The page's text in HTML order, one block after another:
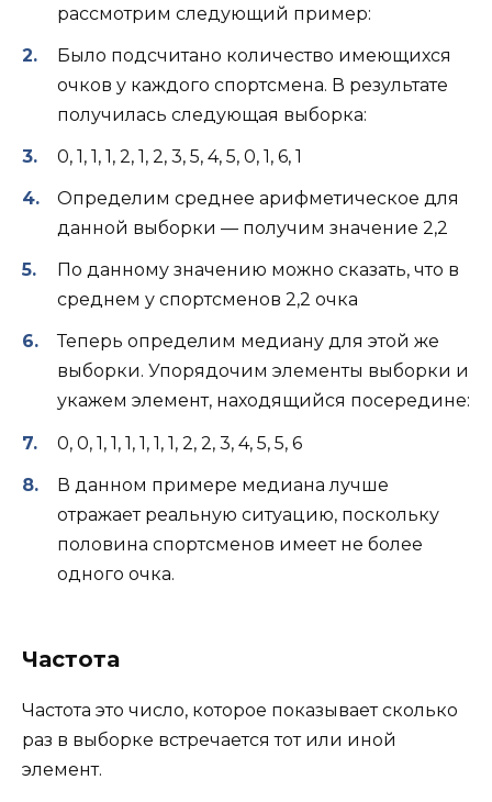
рассмотрим следующий пример:
Было подсчитано количество имеющихся
очков у каждого спортсмена. В результате
получилась следующая выборка:
0, 1, 1, 1, 2, 1, 2, 3, 5, 4, 5, 0, 1, 6, 1
Определим среднее арифметическое для
данной выборки — получим значение 2,2
По данному значению можно сказать, что в
среднем у спортсменов 2,2 очка
Теперь определим медиану для этой же
выборки. Упорядочим элементы выборки и
укажем элемент, находящийся посередине:
0, 0, 1, 1, 1, 1, 1, 1, 2, 2, 3, 4, 5, 5, 6
В данном примере медиана лучше
отражает реальную ситуацию, поскольку
половина спортсменов имеет не более
одного очка.
Частота
Частота это число, которое показывает сколько
раз в выборке встречается тот или иной
элемент.